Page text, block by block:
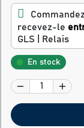
recevez-le
GLS | Relais
En stock